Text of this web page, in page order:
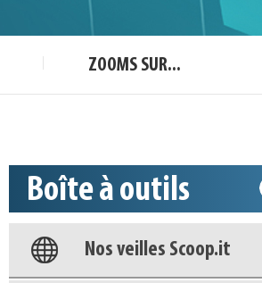
ZOOMS SUR...
Boîte à outils
Déposer une actu !
Accéder à son compte -
déconnecter)
Nos veilles Scoop.it
Appels à projets